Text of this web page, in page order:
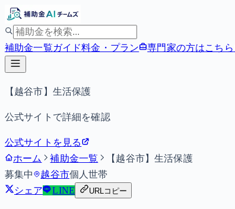
補助金一覧ガイド料金・プラン 専門家の方はこちら
【越谷市】生活保護
公式サイトで詳細を確認
公式サイトを見る
ホーム
補助金一覧
【越谷市】生活保護
募集中
越谷市個人世帯
シェア
LINE URLコピー